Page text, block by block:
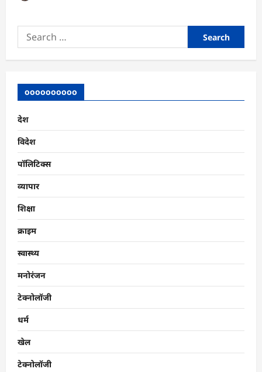
Search
for:
oooooooooo
देश
विदेश
पॉलिटिक्स
व्यापार
शिक्षा
क्राइम
स्वास्थ्य
मनोरंजन
टेक्नोलॉजी
धर्म
खेल
टेक्नोलॉजी